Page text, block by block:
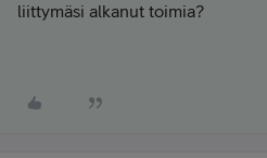
liittymäsi alkanut toimia?